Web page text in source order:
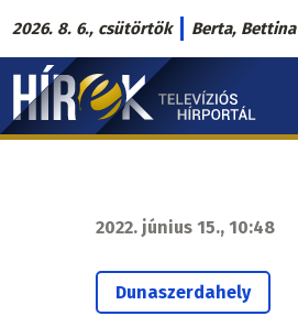
Ugrás
a
tartalomra
2026. 8. 6., csütörtök Berta, Bettina
Hírek.sk
fő
2022. június 15., 10:48
Dunaszerdahely